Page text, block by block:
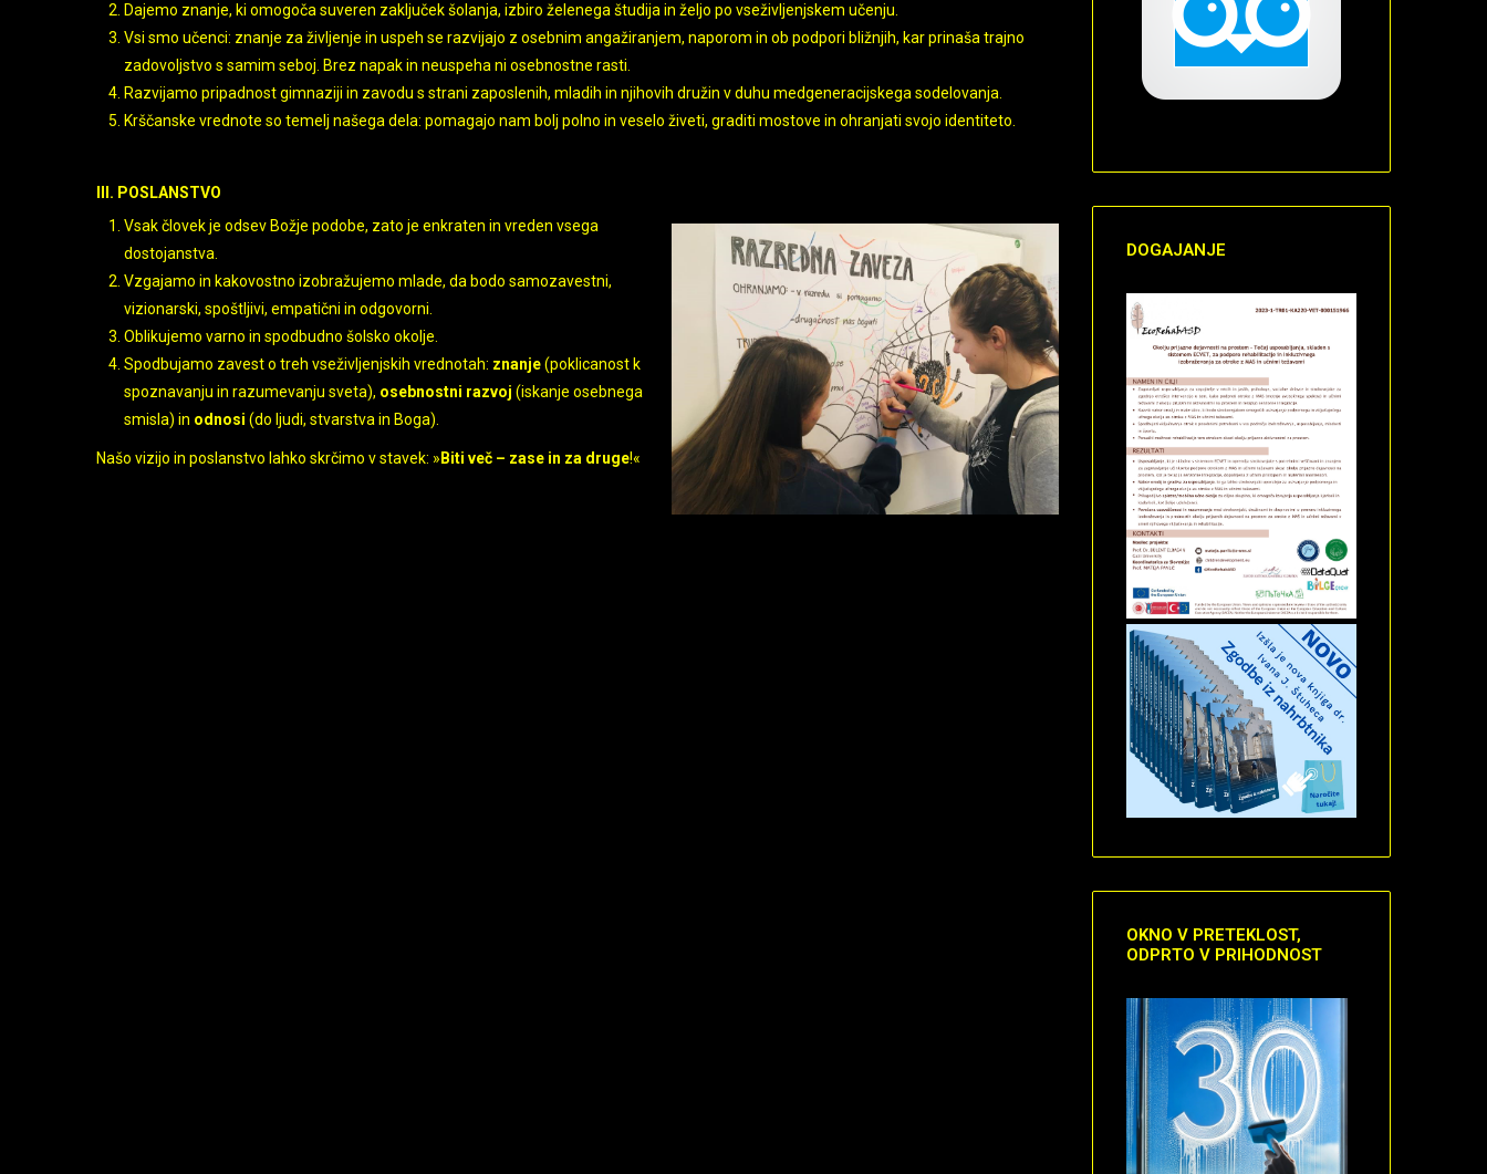
Dajemo znanje, ki omogoča suveren zaključek šolanja, izbiro želenega študija in željo po vseživljenjskem učenju.
Vsi smo učenci: znanje za življenje in uspeh se razvijajo z osebnim angažiranjem, naporom in ob podpori bližnjih, kar prinaša trajno
zadovoljstvo s samim seboj. Brez napak in neuspeha ni osebnostne rasti.
Razvijamo pripadnost gimnaziji in zavodu s strani zaposlenih, mladih in njihovih družin v duhu medgeneracijskega sodelovanja.
Krščanske vrednote so temelj našega dela: pomagajo nam bolj polno in veselo živeti, graditi mostove in ohranjati svojo identiteto.
III. POSLANSTVO
Vsak človek je odsev Božje podobe, zato je enkraten in vreden vsega
dostojanstva.
Vzgajamo in kakovostno izobražujemo mlade, da bodo samozavestni,
vizionarski, spoštljivi, empatični in odgovorni.
Oblikujemo varno in spodbudno šolsko okolje.
Spodbujamo zavest o treh vseživljenjskih vrednotah: znanje(poklicanost k
spoznavanju in razumevanju sveta), osebnostni razvoj (iskanje osebnega
smisla) in odnosi (do ljudi, stvarstva in Boga).
Našo vizijo in poslanstvo lahko skrčimo v stavek: » Biti več – zase in za druge!«
DOGAJANJE
OKNO V PRETEKLOST,
ODPRTO V PRIHODNOST